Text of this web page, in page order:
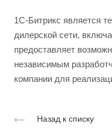
1С-Битрикс является
дилерской сети,
предоставляет
независимым
компании для
Назад к списку